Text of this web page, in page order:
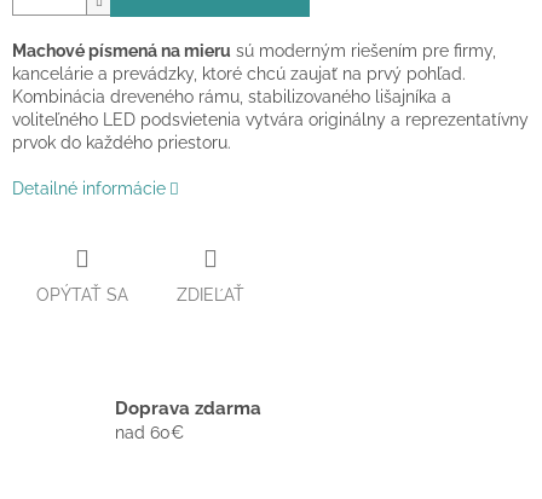
Machové písmená na mieru sú moderným riešením pre firmy,
kancelárie a prevádzky, ktoré chcú zaujať na prvý pohľad.
Kombinácia dreveného rámu, stabilizovaného lišajníka a
voliteľného LED podsvietenia vytvára originálny a reprezentatívny
prvok do každého priestoru.
Detailné informácie
OPÝTAŤ SA ZDIEĽAŤ
Doprava zdarma
nad 60€